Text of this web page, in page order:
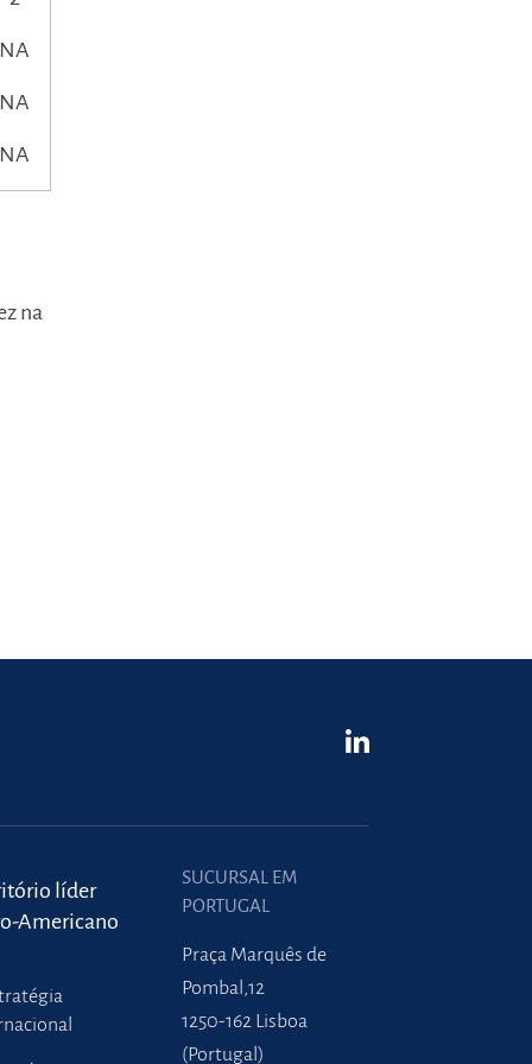
NA
NA
NA
na
líder
Americano
SUCURSAL EM
PORTUGAL
Praça Marquês de
Pombal,12
1250-162 Lisboa
(Portugal)